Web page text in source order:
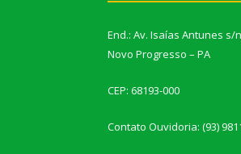
End.: Av. Isaías Antunes s/
Novo Progresso – PA
CEP: 68193-000
Contato Ouvidoria: (93)